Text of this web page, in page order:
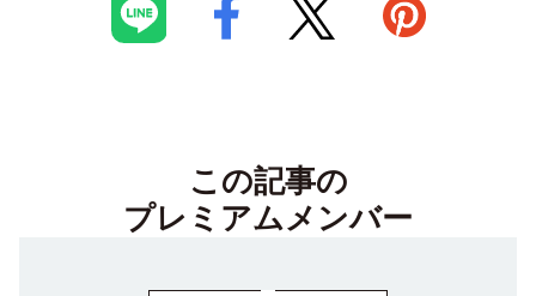
この記事の
プレミアムメンバー